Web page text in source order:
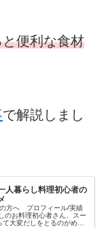
便利な食材
で解説しまし
人暮らし料理初心者の
方へ プロフィール/実績
のお料理初心者さん、スー
大変だしをとるのがめん